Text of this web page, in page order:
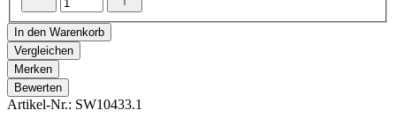
In den Warenkorb
Vergleichen
Merken
Bewerten
Artikel-Nr.: SW10433.1